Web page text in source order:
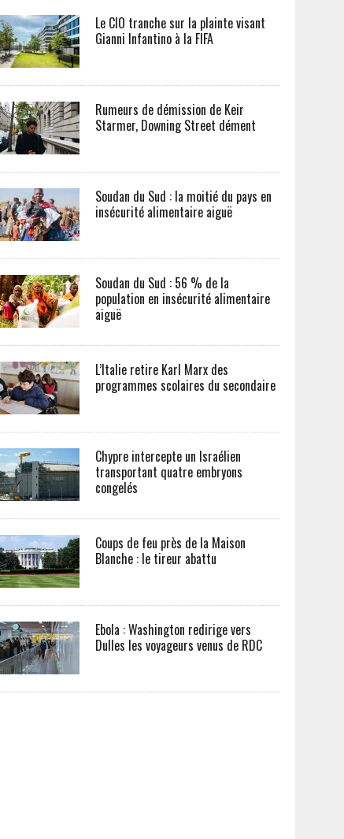
Le CIO tranche sur la plainte visant
Gianni Infantino à la FIFA
Rumeurs de démission de Keir
Starmer, Downing Street dément
Soudan du Sud : la moitié du pays en
insécurité alimentaire aiguë
Soudan du Sud : 56 % de la
population en insécurité alimentaire
aiguë
L’Italie retire Karl Marx des
programmes scolaires du secondaire
Chypre intercepte un Israélien
transportant quatre embryons
congelés
Coups de feu près de la Maison
Blanche : le tireur abattu
Ebola : Washington redirige vers
Dulles les voyageurs venus de RDC